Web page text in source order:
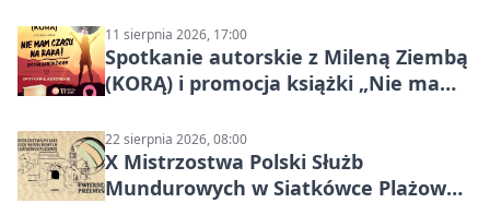
11 sierpnia 2026, 17:00
Spotkanie autorskie z Mileną Ziembą
(KORĄ) i promocja książki „Nie mam
22 sierpnia 2026, 08:00
X Mistrzostwa Polski Służb
Mundurowych w Siatkówce Plażowej